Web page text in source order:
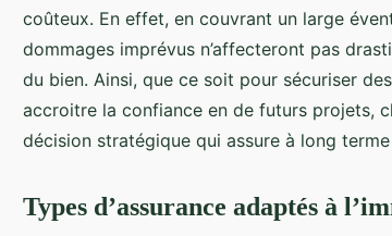
coûteux. En effet, en couvrant un large
dommages imprévus n’affecteront pas
du bien. Ainsi, que ce soit pour sécuriser
accroitre la confiance en de futurs projets,
décision stratégique qui assure à long
Types d’assurance adaptés à